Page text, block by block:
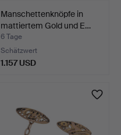
Manschettenknöpfe in
mattiertem Gold und E…
6 Tage
Schätzwert
1.157 USD